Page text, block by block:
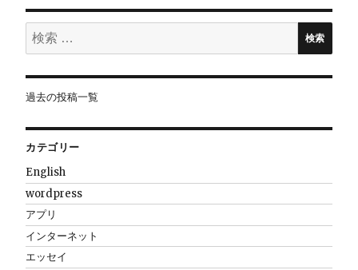
ン
検
索:
検索
過去の投稿一覧
カテゴリー
English
wordpress
アプリ
インターネット
エッセイ